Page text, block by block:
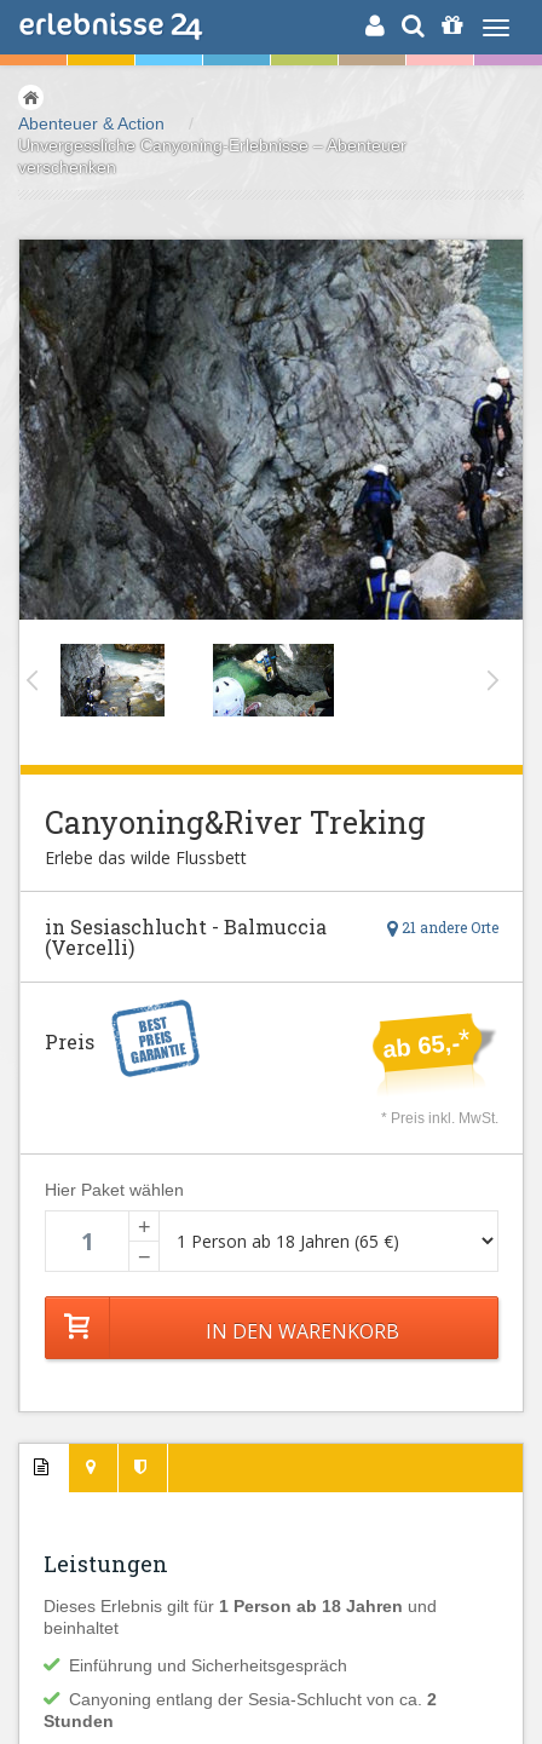
ERLEBNISSUCHE
Abenteuer & Action
/
Unvergessliche Canyoning-Erlebnisse – Abenteuer
verschenken
Canyoning&River Treking
Erlebe das wilde Flussbett
21 andere Orte
in Sesiaschlucht - Balmuccia
(Vercelli)
ab 65,-*
Preis
* Preis inkl. MwSt.
Hier Paket wählen
+
−
Leistungen
Dieses Erlebnis gilt für 1 Person ab 18 Jahren und
beinhaltet
Einführung und Sicherheitsgespräch
Canyoning entlang der Sesia-Schlucht von ca. 2
Stunden